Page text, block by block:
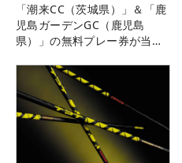
「潮来CC（茨城県）」＆「鹿
児島ガーデンGC（鹿児島
県）」の無料プレー券が当た